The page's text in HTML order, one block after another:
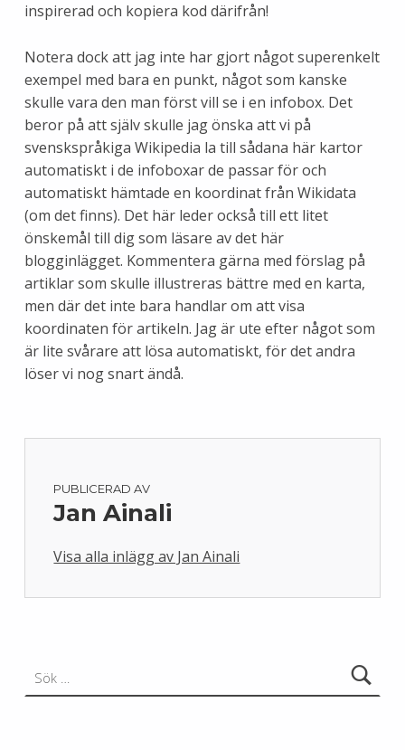
inspirerad och kopiera kod därifrån!
Notera dock att jag inte har gjort något superenkelt
exempel med bara en punkt, något som kanske
skulle vara den man först vill se i en infobox. Det
beror på att själv skulle jag önska att vi på
svenskspråkiga Wikipedia la till sådana här kartor
automatiskt i de infoboxar de passar för och
automatiskt hämtade en koordinat från Wikidata
(om det finns). Det här leder också till ett litet
önskemål till dig som läsare av det här
blogginlägget. Kommentera gärna med förslag på
artiklar som skulle illustreras bättre med en karta,
men där det inte bara handlar om att visa
koordinaten för artikeln. Jag är ute efter något som
är lite svårare att lösa automatiskt, för det andra
löser vi nog snart ändå.
PUBLICERAD AV
Jan Ainali
Visa alla inlägg av Jan Ainali
Skip back to main navigation